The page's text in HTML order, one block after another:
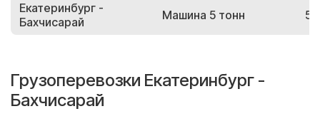
Екатеринбург -
Бахчисарай
Машина 5 тонн
Грузоперевозки Екатеринбург -
Бахчисарай